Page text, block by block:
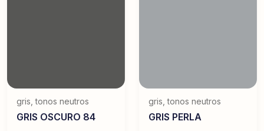
gris ,tonos neutros
GRIS OSCURO 84
gris ,tonos neutros
GRIS PERLA